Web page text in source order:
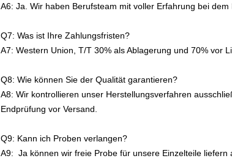
A6: Ja. Wir haben Berufsteam mit voller Erfahrung bei dem
Q7: Was ist Ihre Zahlungsfristen?
A7: Western Union, T/T 30% als Ablagerung und 70% vor
Q8: Wie können Sie der Qualität garantieren?
A8: Wir kontrollieren unser Herstellungsverfahren
Endprüfung vor Versand.
Q9: Kann ich Proben verlangen?
A9: Ja können wir freie Probe für unsere Einzelteile liefern